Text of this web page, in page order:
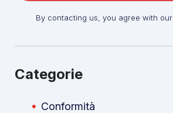
By contacting us, you agree with our
Categorie
Conformità